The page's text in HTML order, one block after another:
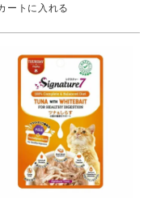
ートに入れる